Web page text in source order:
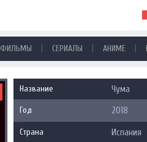
ФИЛЬМЫ | СЕРИАЛЫ | АНИМЕ |
Название Чума
Год 2018
Страна Испания